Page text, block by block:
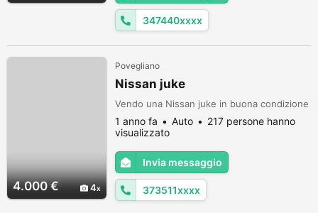
347440xxxx
4.000 € 4
Povegliano
Nissan juke
Vendo una Nissan juke in buona condizione
1 anno fa Auto
217 persone hanno
visualizzato
Invia messaggio
373511xxxx